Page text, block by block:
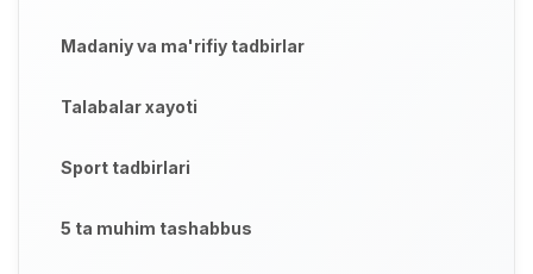
Madaniy va ma'rifiy tadbirlar
Talabalar xayoti
Sport tadbirlari
5 ta muhim tashabbus